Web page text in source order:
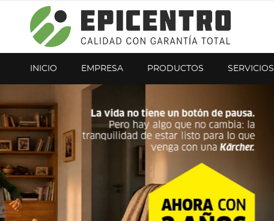
¿Olvidó su contraseña?
INICIO EMPRESA PRODUCTOS SERVICIOS